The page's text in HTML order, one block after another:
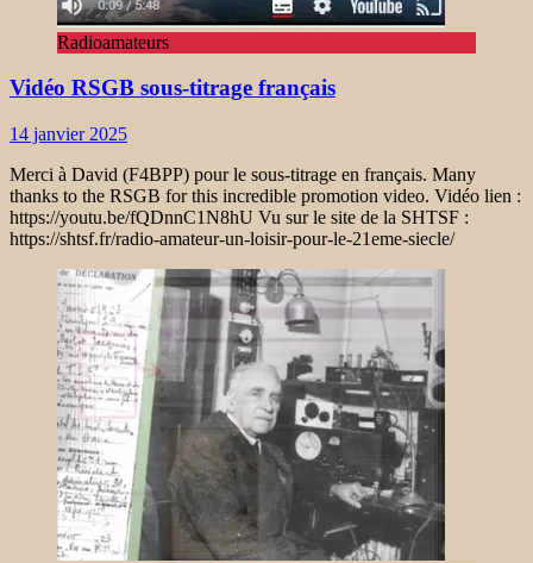
Radioamateurs
Vidéo RSGB sous-titrage français
14 janvier 2025
Merci à David (F4BPP) pour le sous-titrage en français. Many
thanks to the RSGB for this incredible promotion video. Vidéo lien :
https://youtu.be/fQDnnC1N8hU Vu sur le site de la SHTSF :
https://shtsf.fr/radio-amateur-un-loisir-pour-le-21eme-siecle/